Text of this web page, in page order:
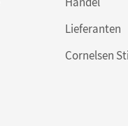
Lieferanten
Cornelsen